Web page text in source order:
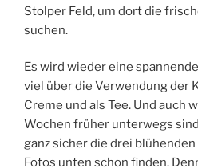
Stolper Feld, um dort die
suchen.
Es wird wieder eine
viel über die Verwendung der
Creme und als Tee. Und auch
Wochen früher unterwegs
ganz sicher die drei
Fotos unten schon finden.